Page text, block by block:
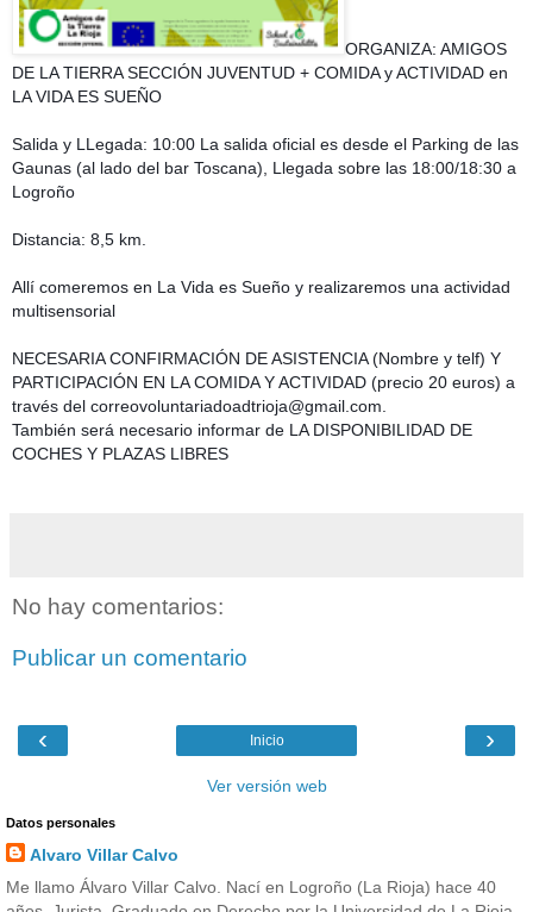
ORGANIZA: AMIGOS
DE LA TIERRA SECCIÓN JUVENTUD + COMIDA y ACTIVIDAD en
LA VIDA ES SUEÑO
Salida y LLegada: 10:00 La salida oficial es desde el Parking de las
Gaunas (al lado del bar Toscana), Llegada sobre las 18:00/18:30 a
Logroño
Distancia: 8,5 km.
Allí comeremos en La Vida es Sueño y realizaremos una actividad
multisensorial
NECESARIA CONFIRMACIÓN DE ASISTENCIA (Nombre y telf) Y
PARTICIPACIÓN EN LA COMIDA Y ACTIVIDAD (precio 20 euros) a
través del correovoluntariadoadtrioja@gmail.com.
También será necesario informar de LA DISPONIBILIDAD DE
COCHES Y PLAZAS LIBRES
No hay comentarios:
Publicar un comentario
‹ ›
Inicio
Ver versión web
Datos personales
Alvaro Villar Calvo
Me llamo Álvaro Villar Calvo. Nací en Logroño (La Rioja) hace 40